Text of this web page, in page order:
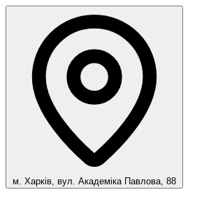
м. Харків, вул. Академіка Павлова, 88